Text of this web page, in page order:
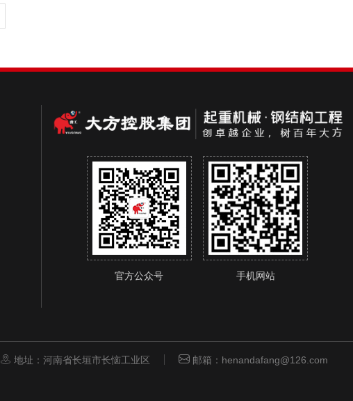
官方公众号 手机网站
地址：河南省长垣市长恼工业区 邮箱：henandafang@126.com